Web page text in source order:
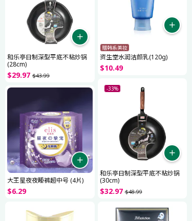
赠韩系美妆
资生堂水润洁颜乳(120g)
$10.49
和乐亭日制深型平底不粘炒锅
(28cm)
$29.97 $43.99
-33%
和乐亭日制深型平底不粘炒锅
(30cm)
$32.97 $48.99
大王星夜夜睡裤超中号 (4片)
$6.29